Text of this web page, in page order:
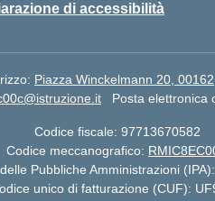
di accessibilità
Piazza Winckelmann 20,
Posta elettronica
Codice fiscale: 97713670582
Codice meccanografico:
Pubbliche Amministrazioni
unico di fatturazione (CUF):